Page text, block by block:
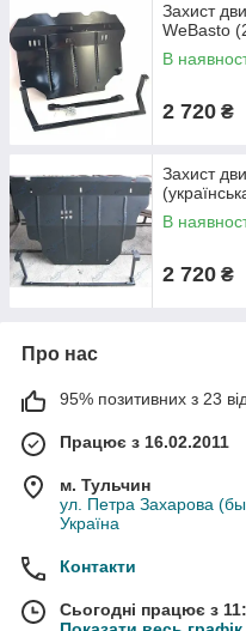
Захист
WeBasto
В
2 720 ₴
Захист
В
2 720 ₴
Про нас
95% позитивних з 23
Працює з 16.02.2011
м. Тульчин
ул. Петра Захарова
Україна
Контакти
Сьогодні працює з